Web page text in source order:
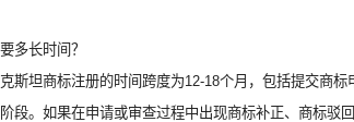
多长时间？
斯坦商标注册的时间跨度为12-18个月，包括提交商
段。如果在申请或审查过程中出现商标补正、商标驳